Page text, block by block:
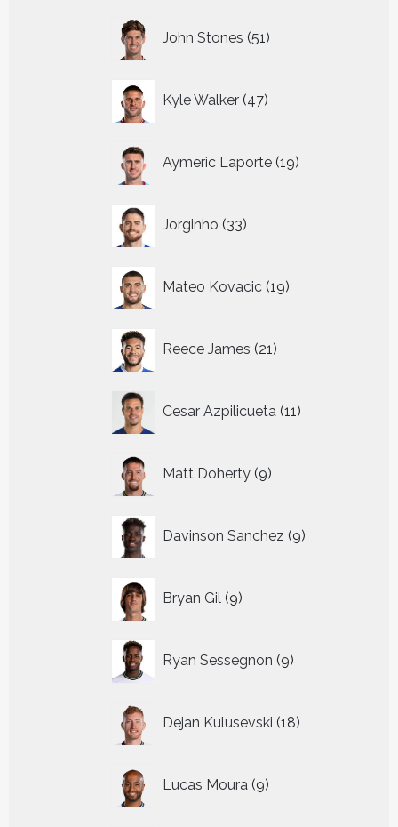
John Stones 51
producten
Kyle Walker 47
producten
Aymeric Laporte 19
producten
Jorginho 33
producten
Mateo Kovacic 19
producten
Reece James 21
producten
Cesar Azpilicueta 11
producten
Matt Doherty 9
producten
Davinson Sanchez 9
producten
Bryan Gil 9
producten
Ryan Sessegnon 9
producten
Dejan Kulusevski 18
producten
Lucas Moura 9
producten